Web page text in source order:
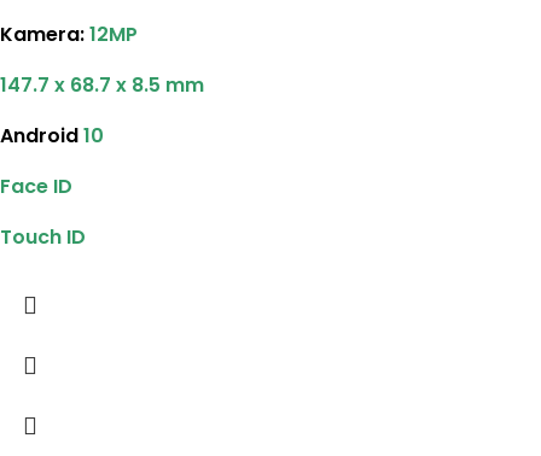
Kamera:12MP
147.7 x 68.7 x 8.5 mm
Android10
Face ID
Touch ID